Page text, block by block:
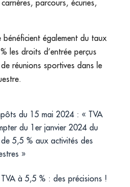
carrières, parcours, écuries,
bénéficient également du taux
les droits d’entrée perçus
réunions sportives dans le
du 15 mai 2024 : « TVA
du 1er janvier 2024 du
5,5 % aux activités des
»
à 5,5 % : des précisions !